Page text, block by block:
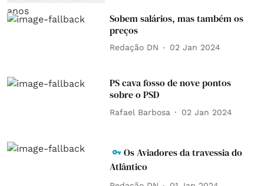
Sobem salários, mas também os
preços
Redação DN 02 Jan 2024
PS cava fosso de nove pontos
sobre o PSD
Rafael Barbosa 02 Jan 2024
Os Aviadores da travessia do
Atlântico